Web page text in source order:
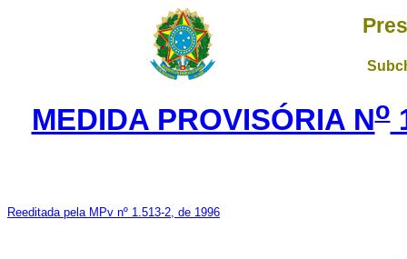
MEDIDA PROVISÓRIA No
Reeditada pela MPv nº 1.513-2, de 1996